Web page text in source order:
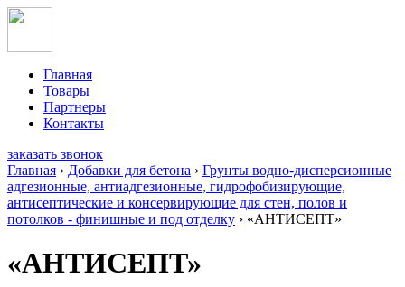
Главная
Товары
Партнеры
Контакты
заказать звонок
Главная › Добавки для бетона › Грунты водно-дисперсионные
адгезионные, антиадгезионные, гидрофобизирующие,
антисептические и консервирующие для стен, полов и
потолков - финишные и под отделку › «АНТИСЕПТ»
«АНТИСЕПТ»